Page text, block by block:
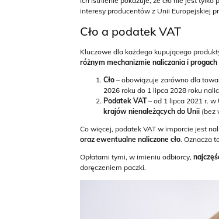
interesy producentów z Unii Europejskiej
Cło a podatek VAT
Kluczowe dla każdego kupującego
różnym mechanizmie naliczania i
Cło – obowiązuje zarówno dla
2026 roku do 1 lipca 2028 roku
Podatek VAT– od 1 lipca 2021 r. w
krajów nienależących do Unii (bez
Co więcej, podatek VAT w imporcie jest
oraz ewentualne naliczone cło. Oznacza
Opłatami tymi, w imieniu odbiorcy,
doręczeniem paczki.